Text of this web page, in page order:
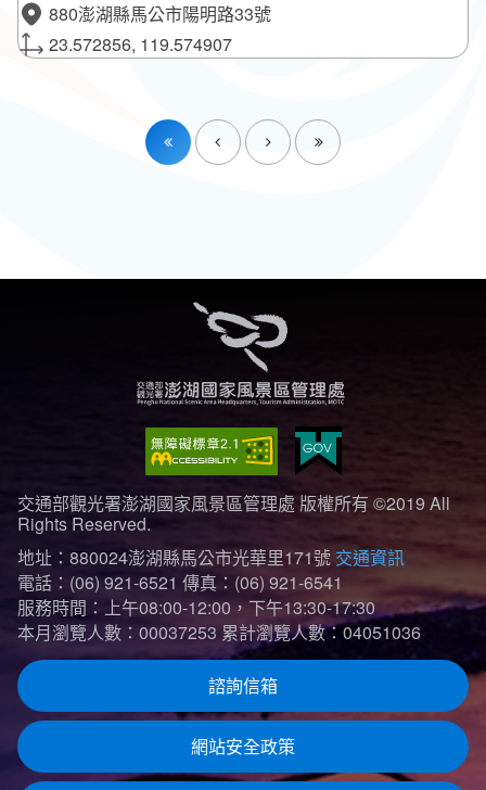
880澎湖縣馬公市陽明路33號
23.572856, 119.574907
第一頁 上一頁 下一頁
交通部觀光署澎湖國家風景區管理處 版權所有 ©2019 All
Rights Reserved.
地址：880024澎湖縣馬公市光華里171號 交通資訊
電話：(06) 921-6521 傳真：(06) 921-6541
服務時間：上午08:00-12:00，下午13:30-17:30
本月瀏覽人數：00037253 累計瀏覽人數：04051036
諮詢信箱
網站安全政策